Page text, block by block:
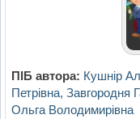
ПІБ автора: Кушнір
Петрівна, Завгородня
Ольга Володимирівна